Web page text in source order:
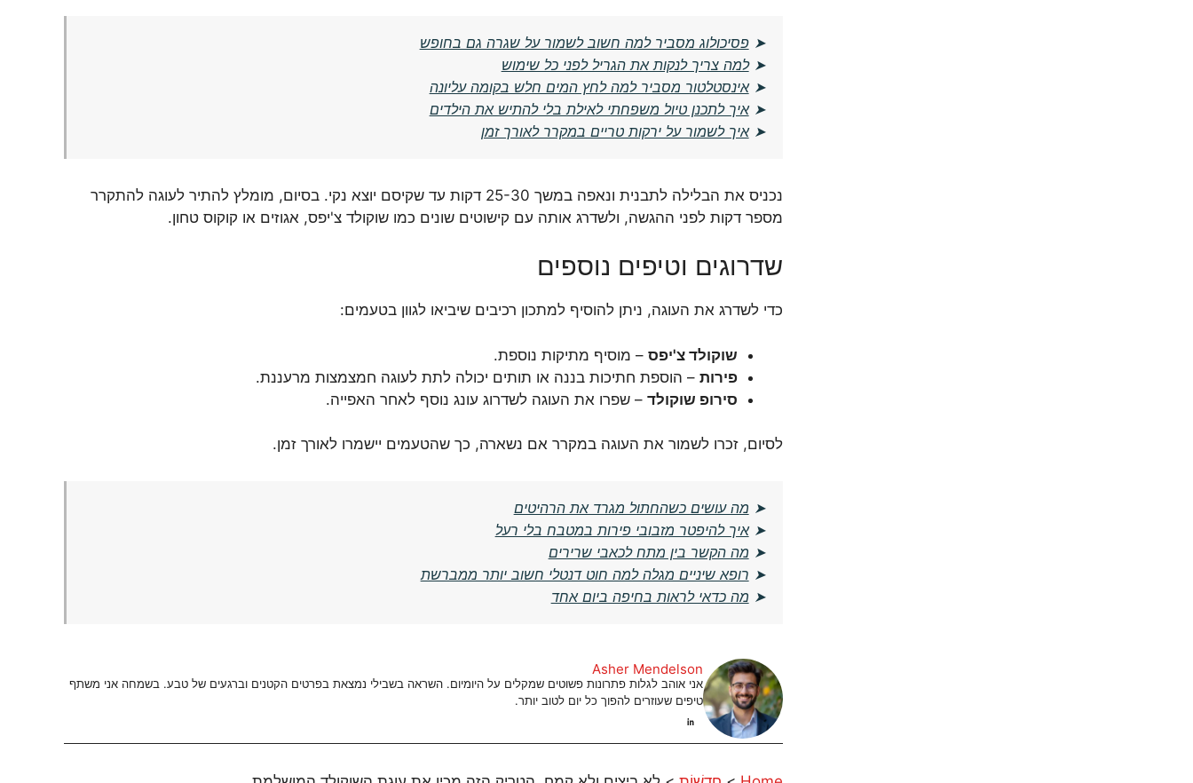
➤פסיכולוג מסביר למה חשוב לשמור על שגרה גם בחופש
➤למה צריך לנקות את הגריל לפני כל שימוש
➤אינסטלטור מסביר למה לחץ המים חלש בקומה עליונה
➤איך לתכנן טיול משפחתי לאילת בלי להתיש את הילדים
➤איך לשמור על ירקות טריים במקרר לאורך זמן
נכניס את הבלילה לתבנית ונאפה במשך 25-30 דקות עד שקיסם יוצא נקי. בסיום, מומלץ להתיר לעוגה להתקרר
מספר דקות לפני ההגשה, ולשדרג אותה עם קישוטים שונים כמו שוקולד צ'יפס, אגוזים או קוקוס טחון.
שדרוגים וטיפים נוספים
כדי לשדרג את העוגה, ניתן להוסיף למתכון רכיבים שיביאו לגוון בטעמים:
שוקולד צ'יפס – מוסיף מתיקות נוספת.
פירות – הוספת חתיכות בננה או תותים יכולה לתת לעוגה חמצמצות מרעננת.
סירופ שוקולד – שפרו את העוגה לשדרוג עונג נוסף לאחר האפייה.
לסיום, זכרו לשמור את העוגה במקרר אם נשארה, כך שהטעמים יישמרו לאורך זמן.
➤ מה עושים כשהחתול מגרד את הרהיטים
➤איך להיפטר מזבובי פירות במטבח בלי רעל
➤ מה הקשר בין מתח לכאבי שרירים
➤ רופא שיניים מגלה למה חוט דנטלי חשוב יותר ממברשת
➤ מה כדאי לראות בחיפה ביום אחד
Asher Mendelson
אני אוהב לגלות פתרונות פשוטים שמקלים על היומיום. השראה בשבילי נמצאת בפרטים הקטנים וברגעים של טבע. בשמחה אני משתף
טיפים שעוזרים להפוך כל יום לטוב יותר.